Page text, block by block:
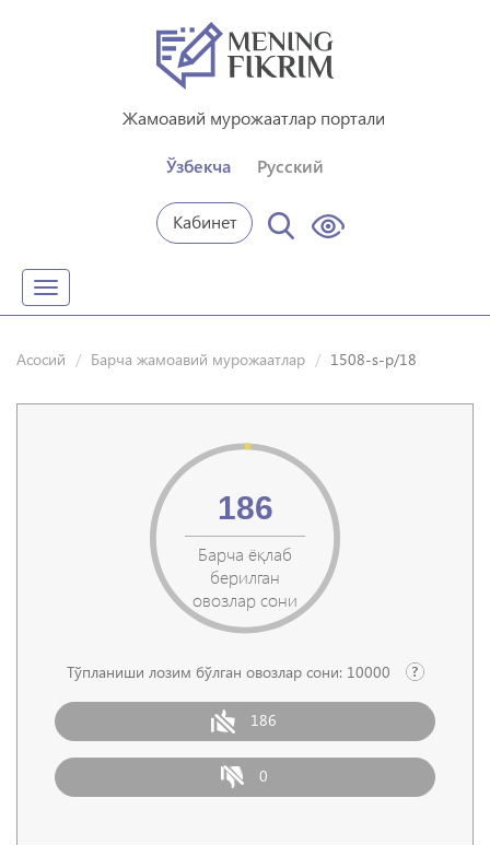
Жамоавий мурожаатлар портали
Ўзбекча Русский
Кабинет
Toggle
navigation
Асосий Барча жамоавий мурожаатлар 1508-s-p/18
Барча ёқлаб
берилган
овозлар сони
186
Тўпланиши лозим бўлган овозлар сони: 10000
186
0